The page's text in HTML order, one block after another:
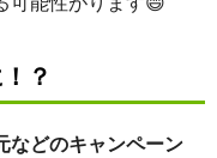
？
などのキャンペーン